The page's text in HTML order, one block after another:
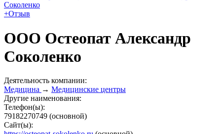
Соколенко
+Отзыв
ООО Остеопат Александр
Соколенко
Деятельность компании:
Медицина → Медицинские центры
Другие наименования:
Телефон(ы):
79182270749 (основной)
Сайт(ы):